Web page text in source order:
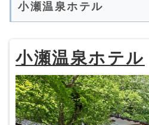
小瀬温泉ホテル
小瀬温泉ホテル